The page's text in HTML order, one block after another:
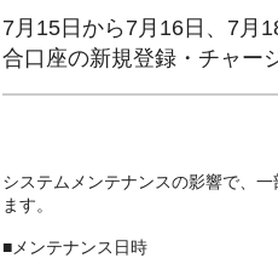
7月15日から7月16日、7月
合口座の新規登録・チャー
システムメンテナンスの影響で、
ます。
■メンテナンス日時